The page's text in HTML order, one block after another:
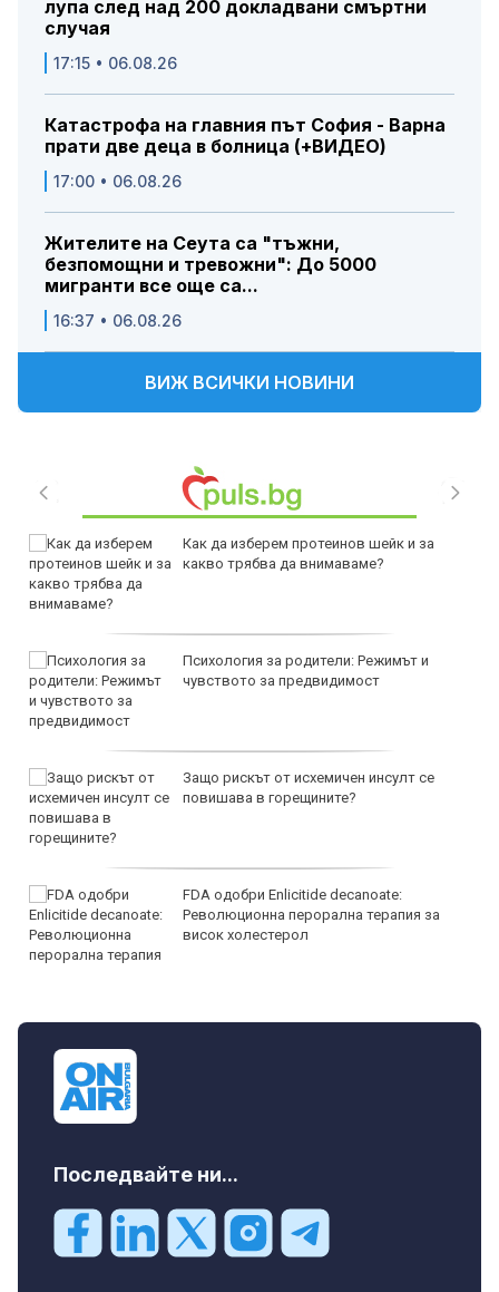
лупа след над 200 докладвани смъртни
случая
17:15 • 06.08.26
Катастрофа на главния път София - Варна
прати две деца в болница (+ВИДЕО)
17:00 • 06.08.26
Жителите на Сеута са "тъжни,
безпомощни и тревожни": До 5000
мигранти все още са...
16:37 • 06.08.26
ВИЖ ВСИЧКИ НОВИНИ
Как да изберем протеинов шейк и за
какво трябва да внимаваме?
Психология за родители: Режимът и
чувството за предвидимост
Защо рискът от исхемичен инсулт се
повишава в горещините?
FDA одобри Еnlicitide decanoate:
Революционна перорална терапия за
висок холестерол
Последвайте ни...